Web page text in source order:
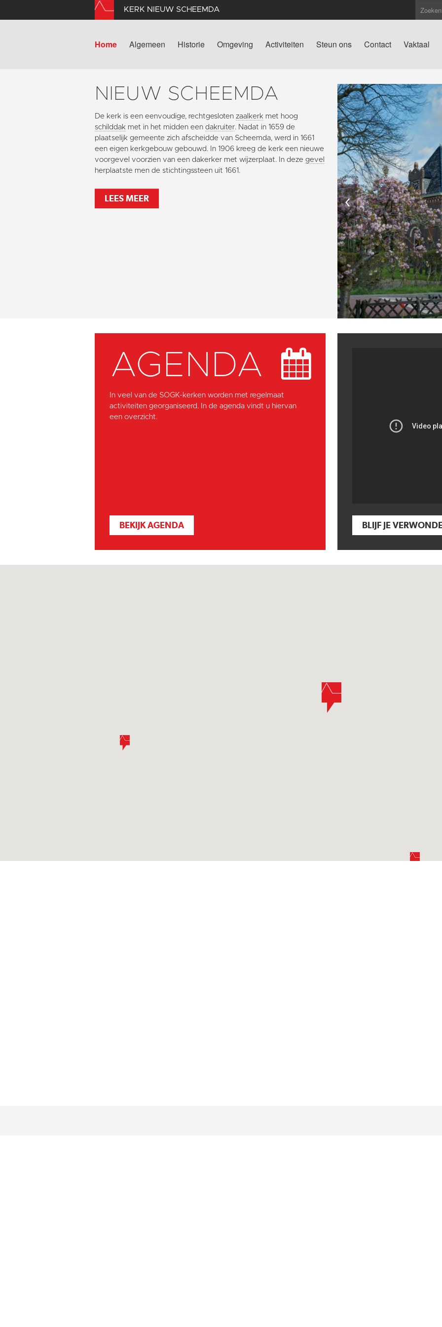
KERK NIEUW SCHEEMDA
Home Algemeen Historie Omgeving Activiteiten Steun ons Contact Vaktaal
NIEUW SCHEEMDA
De kerk is een eenvoudige, rechtgesloten zaalkerk met hoog
schilddak met in het midden een dakruiter. Nadat in 1659 de
plaatselijk gemeente zich afscheidde van Scheemda, werd in 1661
een eigen kerkgebouw gebouwd. In 1906 kreeg de kerk een nieuwe
voorgevel voorzien van een dakerker met wijzerplaat. In deze gevel
herplaatste men de stichtingssteen uit 1661.
LEES MEER ‹
AGENDA
In veel van de SOGK-kerken worden met regelmaat
activiteiten georganiseerd. In de agenda vindt u hiervan
een overzicht.
BEKIJK AGENDA BLIJF JE